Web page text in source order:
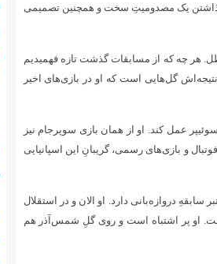
بعد از ۱۷ ماه دوری از فوتبال، پشت سر گذاشتن یک مصدومیتِ سخت و همچنین تصمیمی
هر چه که از مسابقات گذشت تازه فهمیدیم
گل‌هایی است که او در بازی‌های اخیر
عمل کند. او از همان بازی سوپرجام نیز
و بازی‌های رسمی، گریبانِ این اسپانیایی
دروازه‌بانی دارد. او الان و در استقلال
او پر اشتباه است و روی گلِ شمس‌آذر هم